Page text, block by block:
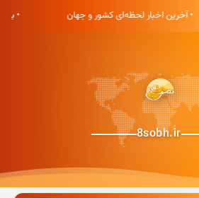
• آخرین اخبار لحظه‌ای کشور و جهان •
8sobh.ir